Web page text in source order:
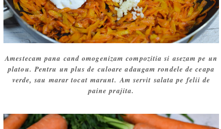
Amestecam pana cand omogenizam compozitia si asezam pe un
platou. Pentru un plus de culoare adaugam rondele de ceapa
verde, sau marar tocat marunt. Am servit salata pe felii de
paine prajita.